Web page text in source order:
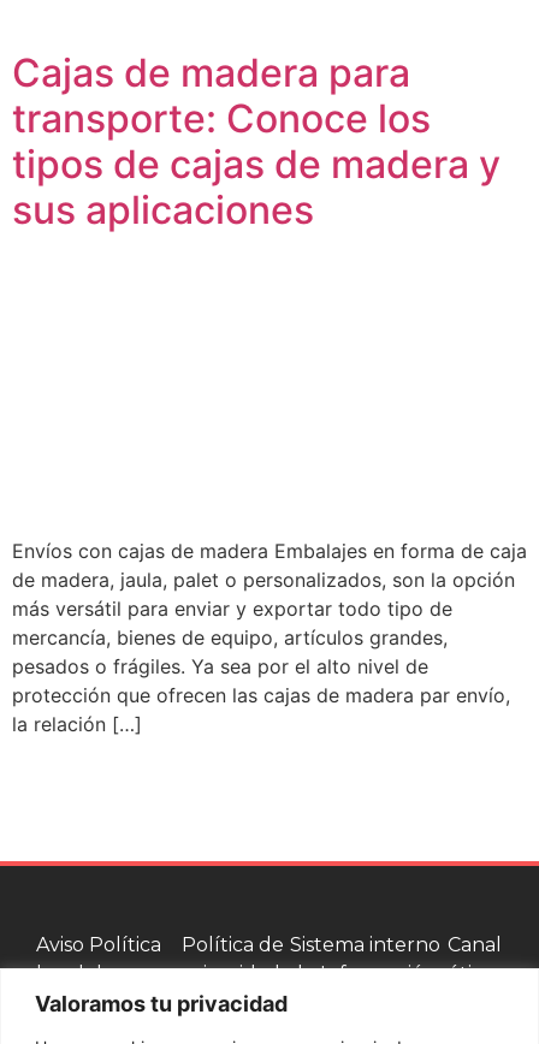
Valoramos tu privacidad
Cajas de madera para
transporte: Conoce los
tipos de cajas de madera y
sus aplicaciones
Envíos con cajas de madera Embalajes en forma de caja
de madera, jaula, palet o personalizados, son la opción
más versátil para enviar y exportar todo tipo de
mercancía, bienes de equipo, artículos grandes,
pesados o frágiles. Ya sea por el alto nivel de
protección que ofrecen las cajas de madera par envío,
la relación […]
Aviso
legal
Política
de
cookies
Política de
privacidad
Sistema interno
de Información
Canal
ético